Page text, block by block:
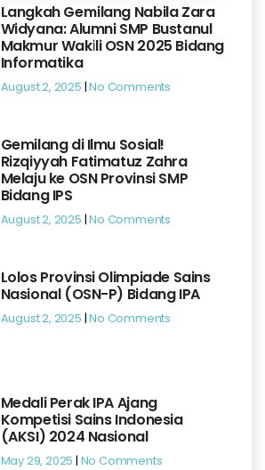
Langkah Gemilang Nabila Zara
Widyana: Alumni SMP Bustanul
Makmur Wakili OSN 2025 Bidang
Informatika
August 2, 2025 No Comments
Gemilang di Ilmu Sosial!
Rizqiyyah Fatimatuz Zahra
Melaju ke OSN Provinsi SMP
Bidang IPS
August 2, 2025 No Comments
Lolos Provinsi Olimpiade Sains
Nasional (OSN-P) Bidang IPA
August 2, 2025 No Comments
Medali Perak IPA Ajang
Kompetisi Sains Indonesia
(AKSI) 2024 Nasional
May 29, 2025 No Comments